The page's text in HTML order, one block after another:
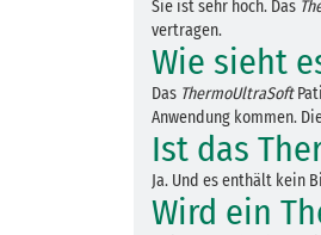
Sie ist sehr hoch. Das
vertragen.
Wie sieht
Das ThermoUltraSoft
Anwendung kommen.
Ist das
Ja. Und es enthält kein
Wird ein